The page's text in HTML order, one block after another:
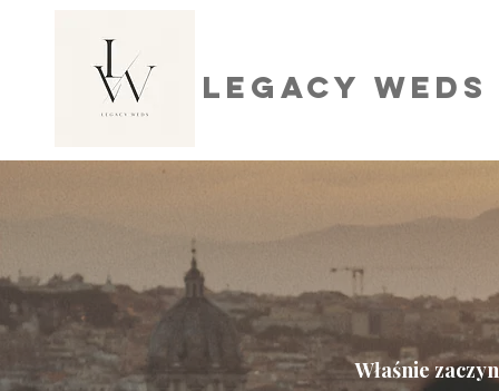
Legacy Weds
Właśnie